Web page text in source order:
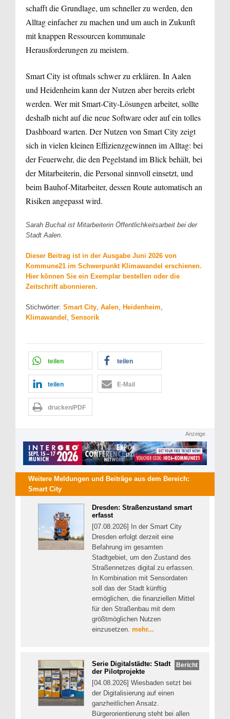
schafft die Grundlage, um schneller zu werden, den
Alltag einfacher zu machen und um auch in Zukunft
mit knappen Ressourcen kommunale
Herausforderungen zu meistern.
Smart City ist oftmals schwer zu erklären. In Aalen
und Heidenheim kann der Nutzen aber bereits erlebt
werden. Wer mit Smart-City-Lösungen arbeitet, sollte
deshalb nicht auf die neue Software oder auf ein tolles
Dashboard warten. Der Nutzen von Smart City zeigt
sich in vielen kleinen Effizienzgewinnen im Alltag: bei
der Feuerwehr, die den Pegelstand im Blick behält, bei
der Mitarbeiterin, die Personal sinnvoll einsetzt, und
beim Bauhof-Mitarbeiter, dessen Route automatisch an
Risiken angepasst wird.
Sarah Buchal ist Mitarbeiterin Öffentlichkeitsarbeit bei der
Stadt Aalen.
Dieser Beitrag ist in der Ausgabe Juni 2026 von
Kommune21 im Schwerpunkt Klimawandel erschienen.
Hier können Sie ein Exemplar bestellen oder die
Zeitschrift abonnieren.
Stichwörter: Smart City Aalen Heidenheim
Klimawandel
Sensorik
teilen teilen
teilen E-Mail
drucken/PDF
Anzeige
Weitere Meldungen und Beiträge aus dem Bereich:
Smart City
Dresden: Straßenzustand smart
erfasst
[07.08.2026] In der Smart City
Dresden erfolgt derzeit eine
Befahrung im gesamten
Stadtgebiet, um den Zustand des
Straßennetzes digital zu erfassen.
In Kombination mit Sensordaten
soll das der Stadt künftig
ermöglichen, die finanziellen Mittel
für den Straßenbau mit dem
größtmöglichen Nutzen
einzusetzen. mehr...
Bericht
Serie Digitalstädte: Stadt
der Pilotprojekte
[04.08.2026] Wiesbaden setzt bei
der Digitalisierung auf einen
ganzheitlichen Ansatz.
Bürgerorientierung steht bei allen